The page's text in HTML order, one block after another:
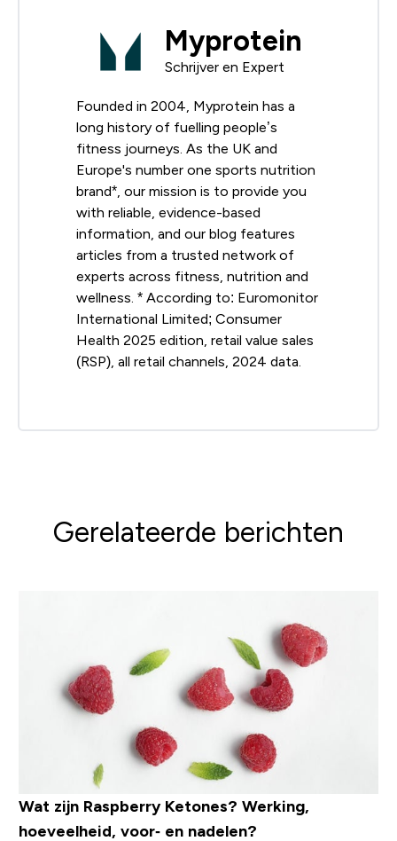
Myprotein
Schrijver en Expert
Founded in 2004, Myprotein has a
long history of fuelling people’s
fitness journeys. As the UK and
Europe's number one sports nutrition
brand*, our mission is to provide you
with reliable, evidence-based
information, and our blog features
articles from a trusted network of
experts across fitness, nutrition and
wellness. * According to: Euromonitor
International Limited; Consumer
Health 2025 edition, retail value sales
(RSP), all retail channels, 2024 data.
Gerelateerde berichten
Wat zijn Raspberry Ketones? Werking,
hoeveelheid, voor‐ en nadelen?